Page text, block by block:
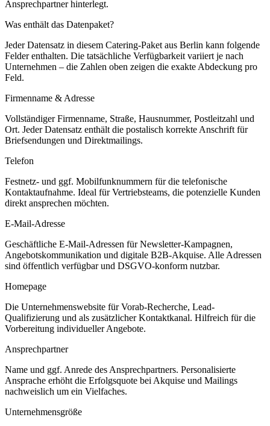
Ansprechpartner hinterlegt.
Was enthält das Datenpaket?
Jeder Datensatz in diesem Catering-Paket aus Berlin kann folgende
Felder enthalten. Die tatsächliche Verfügbarkeit variiert je nach
Unternehmen – die Zahlen oben zeigen die exakte Abdeckung pro
Feld.
Firmenname & Adresse
Vollständiger Firmenname, Straße, Hausnummer, Postleitzahl und
Ort. Jeder Datensatz enthält die postalisch korrekte Anschrift für
Briefsendungen und Direktmailings.
Telefon
Festnetz- und ggf. Mobilfunknummern für die telefonische
Kontaktaufnahme. Ideal für Vertriebsteams, die potenzielle Kunden
direkt ansprechen möchten.
E-Mail-Adresse
Geschäftliche E-Mail-Adressen für Newsletter-Kampagnen,
Angebotskommunikation und digitale B2B-Akquise. Alle Adressen
sind öffentlich verfügbar und DSGVO-konform nutzbar.
Homepage
Die Unternehmenswebsite für Vorab-Recherche, Lead-
Qualifizierung und als zusätzlicher Kontaktkanal. Hilfreich für die
Vorbereitung individueller Angebote.
Ansprechpartner
Name und ggf. Anrede des Ansprechpartners. Personalisierte
Ansprache erhöht die Erfolgsquote bei Akquise und Mailings
nachweislich um ein Vielfaches.
Unternehmensgröße